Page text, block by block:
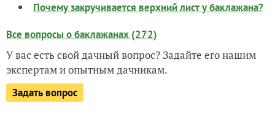
Почему закручивается верхний лист у баклажана?
Все вопросы о баклажанах (272)
У вас есть свой дачный вопрос? Задайте его нашим
экспертам и опытным дачникам.
Задать вопрос